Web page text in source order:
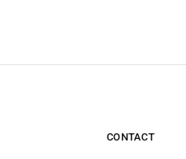
CONTACT